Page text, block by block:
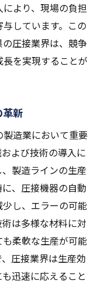
より、現場の負担
しています。この
圧接業界は、競争
を実現することが
新
造業において重要
よび技術の導入に
製造ラインの生産
、圧接機器の自動
し、エラーの可能
は多様な材料に対
柔軟な生産が可能
圧接業界は生産効
迅速に応えること